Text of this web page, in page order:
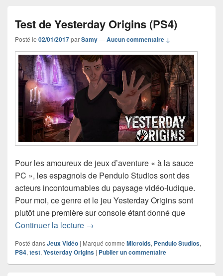
Test de Yesterday Origins (PS4)
Posté le 02/01/2017parSamy—Aucun commentaire ↓
Pour les amoureux de jeux d’aventure « à la sauce
PC », les espagnols de Pendulo Studios sont des
acteurs incontournables du paysage vidéo-ludique.
Pour moi, ce genre et le jeu Yesterday Origins sont
plutôt une première sur console étant donné que
Continuer la lecture Test de Yesterday Origins (PS4)
→
Posté dansJeux Vidéo | Marqué comme Microids, Pendulo Studios,
PS4, test, Yesterday Origins | Publier un commentaire